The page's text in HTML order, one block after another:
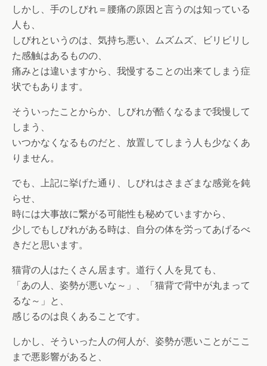
しかし、手のしびれ＝腰痛の原因と言うのは知っている
人も、
しびれというのは、気持ち悪い、ムズムズ、ビリビリし
た感触はあるものの、
痛みとは違いますから、我慢することの出来てしまう症
状でもあります。
そういったことからか、しびれが酷くなるまで我慢して
しまう、
いつかなくなるものだと、放置してしまう人も少なくあ
りません。
でも、上記に挙げた通り、しびれはさまざまな感覚を鈍
らせ、
時には大事故に繋がる可能性も秘めていますから、
少しでもしびれがある時は、自分の体を労ってあげるべ
きだと思います。
猫背の人はたくさん居ます。道行く人を見ても、
「あの人、姿勢が悪いな～」、「猫背で背中が丸まって
るな～」と、
感じるのは良くあることです。
しかし、そういった人の何人が、姿勢が悪いことがここ
まで悪影響があると、